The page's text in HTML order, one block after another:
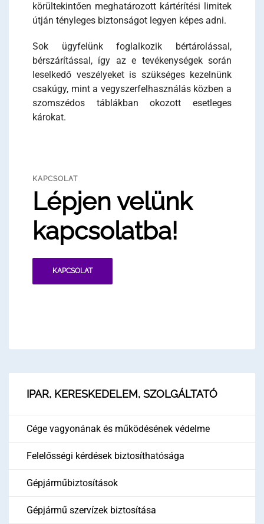
körültekintően meghatározott kártérítési limitek
útján tényleges biztonságot legyen képes adni.
Sok ügyfelünk foglalkozik bértárolással,
bérszárítással, így az e tevékenységek során
leselkedő veszélyeket is szükséges kezelnünk
csakúgy, mint a vegyszerfelhasználás közben a
szomszédos táblákban okozott esetleges
károkat.
KAPCSOLAT
Lépjen velünk
kapcsolatba!
KAPCSOLAT
IPAR, KERESKEDELEM, SZOLGÁLTATÓ
Cége vagyonának és működésének védelme
Felelősségi kérdések biztosíthatósága
Gépjárműbiztosítások
Gépjármű szervízek biztosítása